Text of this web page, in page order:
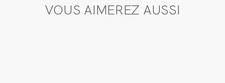
VOUS AIMEREZ AUSSI